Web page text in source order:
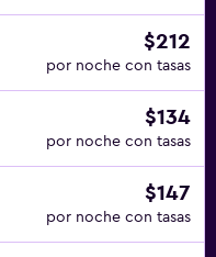
$212
por noche con tasas
$134
por noche con tasas
$147
por noche con tasas